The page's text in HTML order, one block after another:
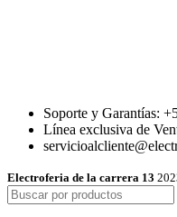
Soporte y Garantías:
Línea exclusiva de
Electroferia de la carrera 13